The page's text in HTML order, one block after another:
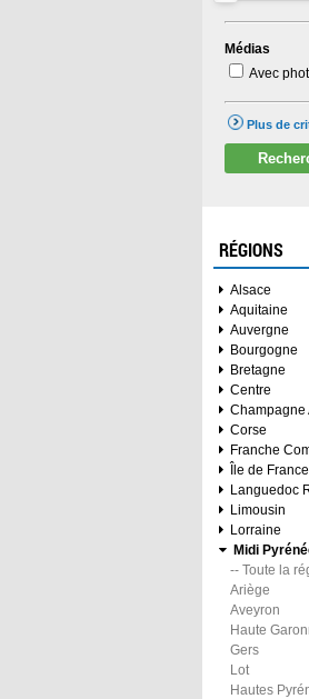
Médias
Avec
Plus de
RÉGIONS
Alsace
Aquitaine
Auvergne
Bourgogne
Bretagne
Centre
Champagne
Corse
Franche
Île de France
Languedoc
Limousin
Lorraine
Midi
-- Toute la
Ariège
Aveyron
Haute
Gers
Lot
Hautes